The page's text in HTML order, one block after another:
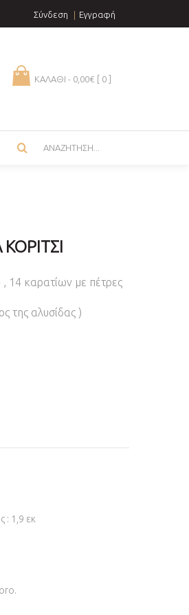
Σύνδεση Εγγραφή
ΚΑΛΑΘΙ - 0,00€ [ 0
14 καρατίων με πέτρες
της αλυσίδας )
: 1,9 εκ